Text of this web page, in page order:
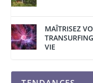
MAÎTRISEZ
VIE